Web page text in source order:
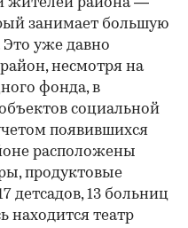
занимает большую
Это уже давно
несмотря на
фонда, в
социальной
появившихся
расположены
продуктовые
детсадов, 13 больниц
находится театр